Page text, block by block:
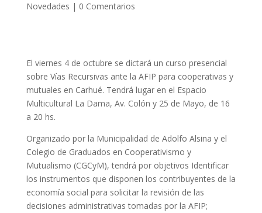
Novedades | 0 Comentarios
El viernes 4 de octubre se dictará un curso presencial
sobre Vías Recursivas ante la AFIP para cooperativas y
mutuales en Carhué. Tendrá lugar en el Espacio
Multicultural La Dama, Av. Colón y 25 de Mayo, de 16
a 20 hs.
Organizado por la Municipalidad de Adolfo Alsina y el
Colegio de Graduados en Cooperativismo y
Mutualismo (CGCyM), tendrá por objetivos Identificar
los instrumentos que disponen los contribuyentes de la
economía social para solicitar la revisión de las
decisiones administrativas tomadas por la AFIP;